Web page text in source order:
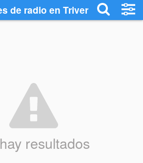
de radio en Trivero -
resultados